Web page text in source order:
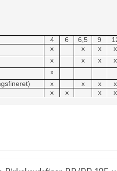
4 6 6,5 9
x x x x
x x x x
x
fineret) x x x x
x x x x